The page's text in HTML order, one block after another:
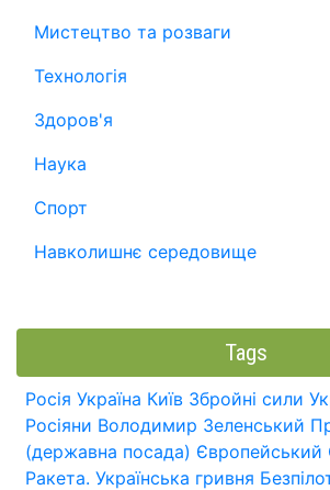
Мистецтво та розваги
Технологія
Здоров'я
Наука
Спорт
Навколишнє середовище
Tags
Росія Україна Київ Збройні сили
Росіяни Володимир Зеленський
(державна посада)
Ракета. Українська гривня